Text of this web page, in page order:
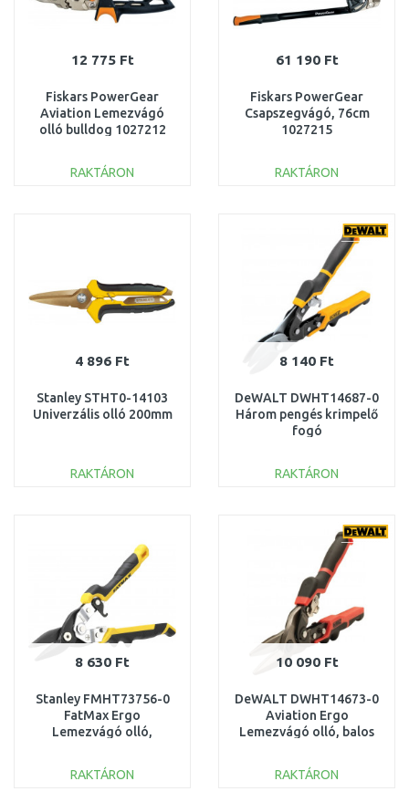
12 775 Ft
Fiskars PowerGear
Aviation Lemezvágó
olló bulldog 1027212
RAKTÁRON
61 190 Ft
Fiskars PowerGear
Csapszegvágó, 76cm
1027215
RAKTÁRON
Összehasonlítás
4 896 Ft
Stanley STHT0-14103
Univerzális olló 200mm
RAKTÁRON
8 140 Ft
DeWALT DWHT14687-0
Három pengés krimpelő
fogó
RAKTÁRON
Összehasonlítás
8 630 Ft
Stanley FMHT73756-0
FatMax Ergo
Lemezvágó olló,
RAKTÁRON
10 090 Ft
DeWALT DWHT14673-0
Aviation Ergo
Lemezvágó olló, balos
RAKTÁRON